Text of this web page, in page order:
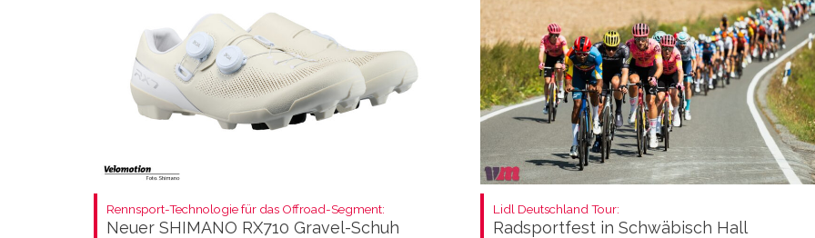
Rennsport-Technologie für das Offroad-Segment:
Neuer SHIMANO RX710 Gravel-Schuh
Lidl Deutschland Tour:
Radsportfest in Schwäbisch Hall